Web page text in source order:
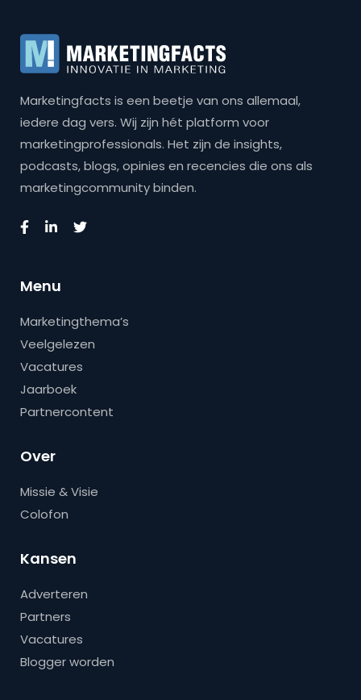
Marketingfacts is een beetje van ons allemaal,
iedere dag vers. Wij zijn hét platform voor
marketingprofessionals. Het zijn de insights,
podcasts, blogs, opinies en recencies die ons als
marketingcommunity binden.
Menu
Marketingthema’s
Veelgelezen
Vacatures
Jaarboek
Partnercontent
Over
Missie & Visie
Colofon
Kansen
Adverteren
Partners
Vacatures
Blogger worden